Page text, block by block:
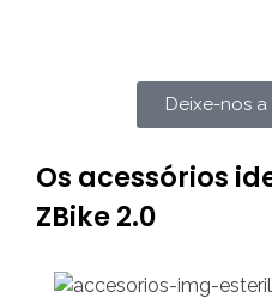
Deixe-nos
Os acessórios
ZBike 2.0